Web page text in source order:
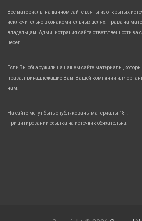
Все материалы на данном сайте взяты из открытых
исключительно в ознакомительных целях. Права на
владельцам. Администрация сайта ответственности за
несет.
Если Вы обнаружили на нашем сайте материалы,
права, принадлежащие Вам, Вашей компании или
нам.
На сайте могут быть опубликованы материалы 18+!
При цитировании ссылка на источник обязательна.